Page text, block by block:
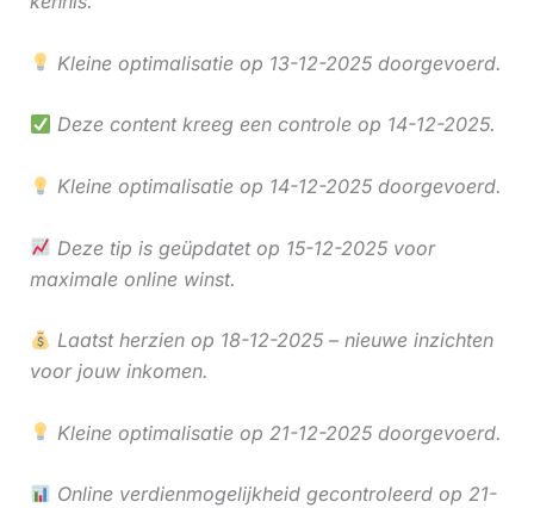
Kleine optimalisatie op 13-12-2025 doorgevoerd.
Deze content kreeg een controle op 14-12-2025.
Kleine optimalisatie op 14-12-2025 doorgevoerd.
Deze tip is geüpdatet op 15-12-2025 voor
maximale online winst.
Laatst herzien op 18-12-2025 – nieuwe inzichten
voor jouw inkomen.
Kleine optimalisatie op 21-12-2025 doorgevoerd.
Online verdienmogelijkheid gecontroleerd op 21-